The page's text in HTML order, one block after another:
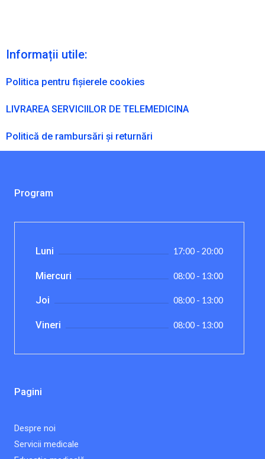
Informații utile:
Politica pentru fișierele cookies
LIVRAREA SERVICIILOR DE TELEMEDICINA
Politică de rambursări și returnări
Pagini
Despre noi
Servicii medicale
Program
Luni 17:00 - 20:00
Miercuri 08:00 - 13:00
Joi 08:00 - 13:00
Vineri 08:00 - 13:00